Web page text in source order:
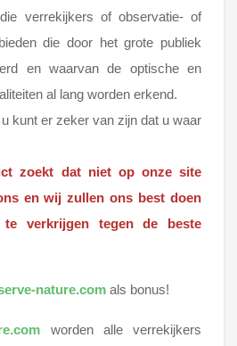
verrekijkers of observatie- of
die door het grote publiek
en waarvan de optische en
al lang worden erkend.
kunt er zeker van zijn dat u waar
zoekt dat niet op onze site
en wij zullen ons best doen
verkrijgen tegen de beste
nature.com als bonus!
worden alle verrekijkers